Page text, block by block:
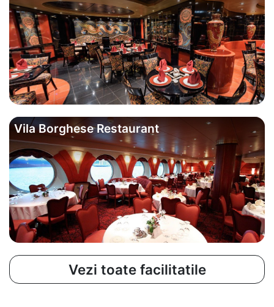
Vila Borghese Restaurant
Vezi toate facilitatile